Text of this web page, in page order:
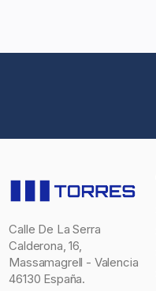
Calle De La Serra
Calderona, 16,
Massamagrell - Valencia
46130 España.